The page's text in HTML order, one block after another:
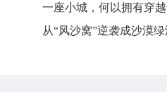
一座小城，何以拥有穿
从“风沙窝”逆袭成沙漠